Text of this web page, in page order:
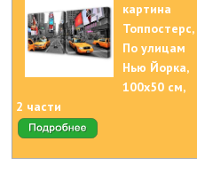
картина
Топпостерс,
По улицам
Нью Йорка,
100х50 см,
2 части